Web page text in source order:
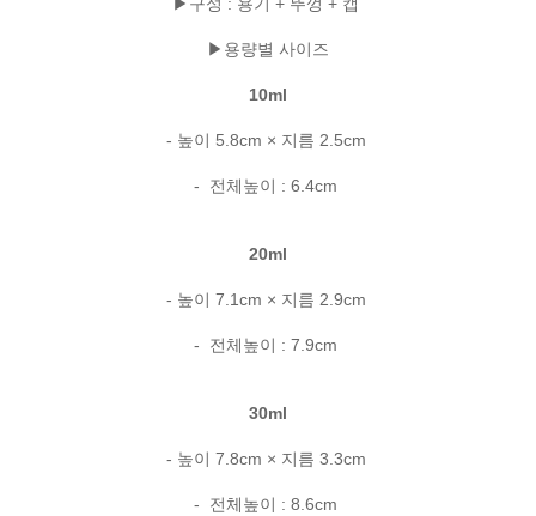
▶구성 : 용기 + 뚜껑 + 캡
▶용량별 사이즈
10ml
- 높이 5.8cm × 지름 2.5cm
- 전체높이 : 6.4cm
20ml
- 높이 7.1cm × 지름 2.9cm
- 전체높이 : 7.9cm
30ml
- 높이 7.8cm × 지름 3.3cm
- 전체높이 : 8.6cm